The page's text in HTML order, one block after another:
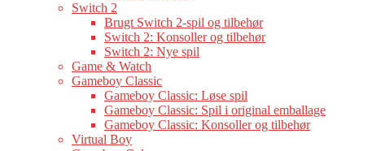
Switch 2
Brugt Switch 2-spil og tilbehør
Switch 2: Konsoller og tilbehør
Switch 2: Nye spil
Game & Watch
Gameboy Classic
Gameboy Classic: Løse spil
Gameboy Classic: Spil i original emballage
Gameboy Classic: Konsoller og tilbehør
Virtual Boy